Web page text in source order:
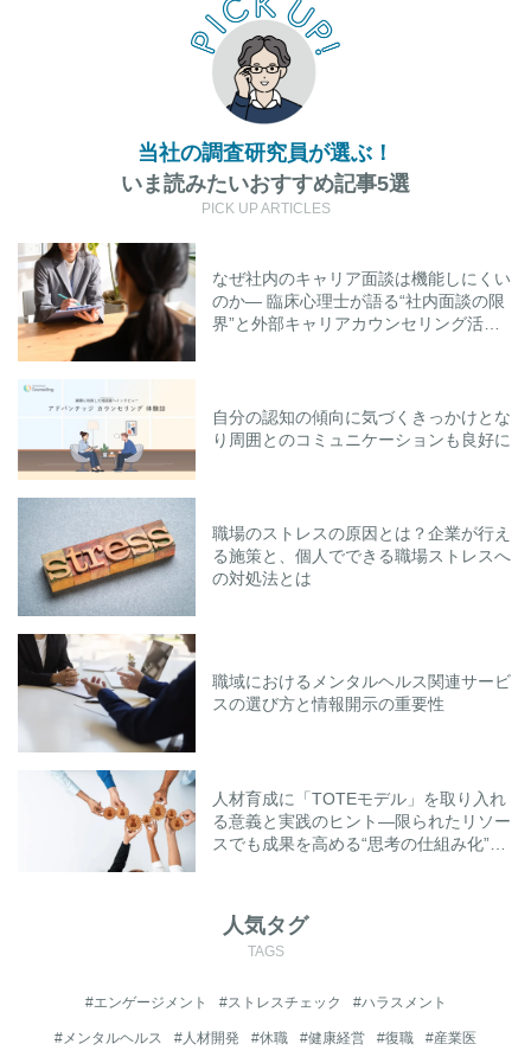
当社の調査研究員が選ぶ！
いま読みたいおすすめ記事5選
PICK UP ARTICLES
なぜ社内のキャリア面談は機能しにくい
のか― 臨床心理士が語る“社内面談の限
界”と外部キャリアカウンセリング活用
自分の認知の傾向に気づくきっかけとな
り周囲とのコミュニケーションも良好に
職場のストレスの原因とは？企業が行え
る施策と、個人でできる職場ストレスへ
の対処法とは
職域におけるメンタルヘルス関連サービ
スの選び方と情報開示の重要性
人材育成に「TOTEモデル」を取り入れ
る意義と実践のヒント―限られたリソー
スでも成果を高める“思考の仕組み化”と
人気タグ
TAGS
#エンゲージメント #ストレスチェック #ハラスメント
#メンタルヘルス #人材開発 #休職 #健康経営 #復職 #産業医